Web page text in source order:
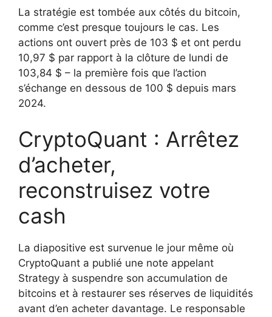
La stratégie est tombée aux côtés du bitcoin,
comme c’est presque toujours le cas. Les
actions ont ouvert près de 103 $ et ont perdu
10,97 $ par rapport à la clôture de lundi de
103,84 $ – la première fois que l’action
s’échange en dessous de 100 $ depuis mars
2024.
CryptoQuant : Arrêtez
d’acheter,
reconstruisez votre
cash
La diapositive est survenue le jour même où
CryptoQuant a publié une note appelant
Strategy à suspendre son accumulation de
bitcoins et à restaurer ses réserves de liquidités
avant d’en acheter davantage. Le responsable